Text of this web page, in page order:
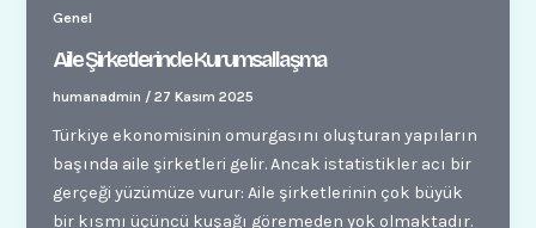
Genel
Aile Şirketlerinde Kurumsallaşma
humanadmin /27 Kasım 2025
Türkiye ekonomisinin omurgasını oluşturan yapıların
başında aile şirketleri gelir. Ancak istatistikler acı bir
gerçeği yüzümüze vurur: Aile şirketlerinin çok büyük
bir kısmı üçüncü kuşağı göremeden yok olmaktadır.